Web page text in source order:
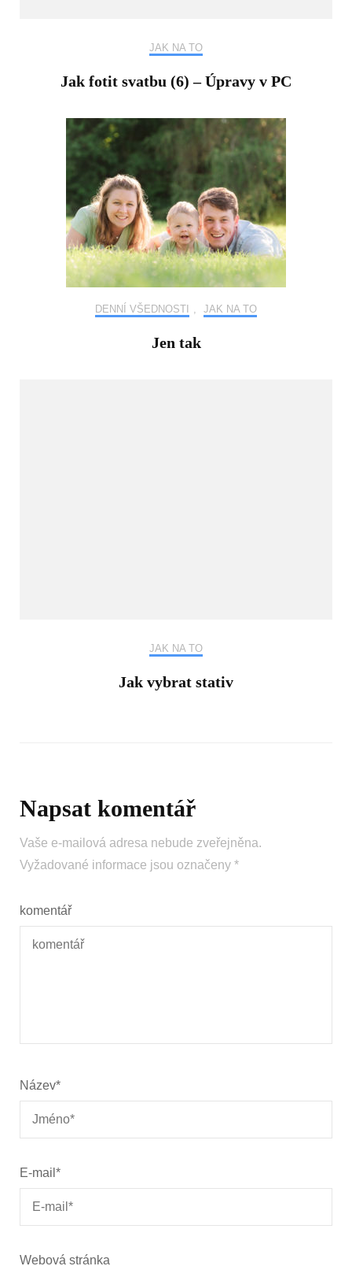
JAK NA TO
Jak fotit svatbu (6) – Úpravy v PC
DENNÍ VŠEDNOSTI JAK NA TO
Jen tak
JAK NA TO
Jak vybrat stativ
Napsat komentář
Vaše e-mailová adresa nebude zveřejněna.
Vyžadované informace jsou označeny *
komentář
Název*
E-mail *
Webová stránka